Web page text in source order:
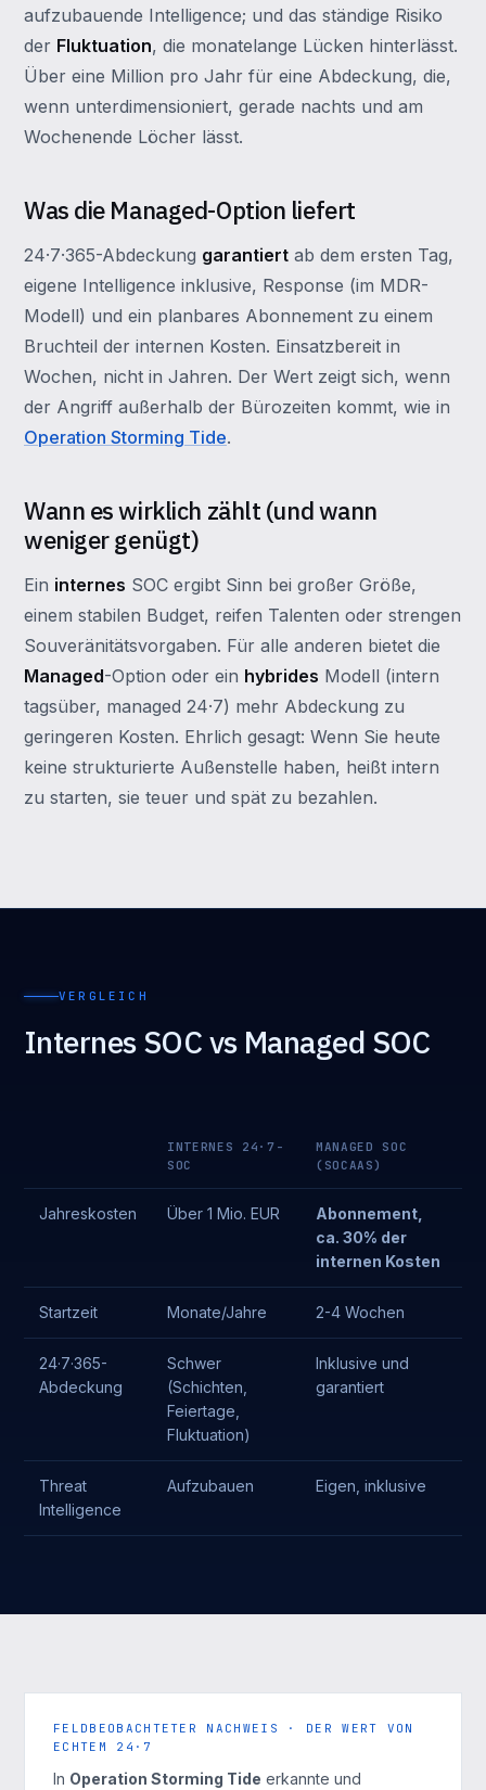
aufzubauende Intelligence; und das ständige Risiko
der Fluktuation, die monatelange Lücken hinterlässt.
Über eine Million pro Jahr für eine Abdeckung, die,
wenn unterdimensioniert, gerade nachts und am
Wochenende Löcher lässt.
Was die Managed-Option liefert
24·7·365-Abdeckung garantiert ab dem ersten Tag,
eigene Intelligence inklusive, Response (im MDR-
Modell) und ein planbares Abonnement zu einem
Bruchteil der internen Kosten. Einsatzbereit in
Wochen, nicht in Jahren. Der Wert zeigt sich, wenn
der Angriff außerhalb der Bürozeiten kommt, wie in
Operation Storming Tide.
Wann es wirklich zählt (und wann
weniger genügt)
Ein internes SOC ergibt Sinn bei großer Größe,
einem stabilen Budget, reifen Talenten oder strengen
Souveränitätsvorgaben. Für alle anderen bietet die
Managed-Option oder ein hybrides Modell (intern
tagsüber, managed 24·7) mehr Abdeckung zu
geringeren Kosten. Ehrlich gesagt: Wenn Sie heute
keine strukturierte Außenstelle haben, heißt intern
zu starten, sie teuer und spät zu bezahlen.
VERGLEICH
Internes SOC vs Managed SOC
INTERNES 24·7-
SOC
MANAGED SOC
(SOCAAS)
Jahreskosten Über 1 Mio. EUR
Abonnement,
ca. 30% der
internen Kosten
Startzeit Monate/Jahre 2-4 Wochen
24·7·365-
Abdeckung
Schwer
(Schichten,
Feiertage,
Fluktuation)
Inklusive und
garantiert
Threat
Intelligence
Aufzubauen Eigen, inklusive
FELDBEOBACHTETER NACHWEIS · DER WERT VON
ECHTEM 24·7
In Operation Storming Tide erkannte und